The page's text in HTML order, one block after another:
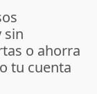
sin
o ahorra
tu cuenta